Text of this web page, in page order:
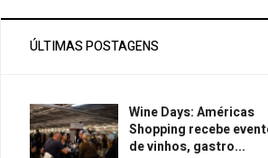
ÚLTIMAS POSTAGENS
Wine Days: Américas
Shopping recebe
de vinhos, gastro...